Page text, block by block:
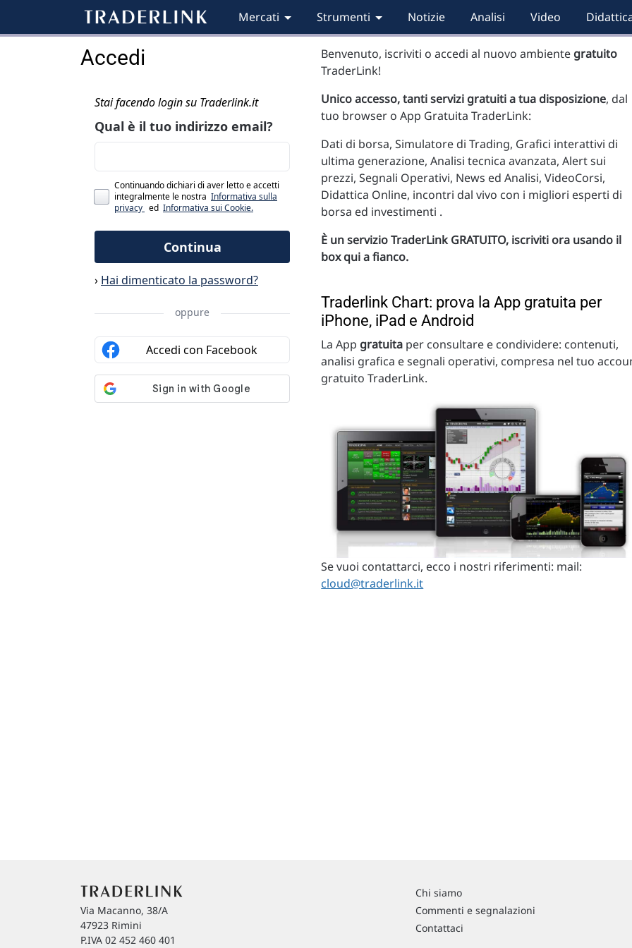
Mercati Strumenti Notizie Analisi Video
Accedi Benvenuto, iscriviti o accedi al nuovo ambiente gratuito
TraderLink!
Unico accesso, tanti servizi gratuiti a tua disposizione, dal
tuo browser o App Gratuita TraderLink:
Dati di borsa, Simulatore di Trading, Grafici interattivi di
ultima generazione, Analisi tecnica avanzata, Alert sui
prezzi, Segnali Operativi, News ed Analisi, VideoCorsi,
Didattica Online, incontri dal vivo con i migliori esperti di
borsa ed investimenti .
È un servizio TraderLink GRATUITO, iscriviti ora usando il
box qui a fianco.
Traderlink Chart: prova la App gratuita per
iPhone, iPad e Android
La App gratuita per consultare e condividere: contenuti,
analisi grafica e segnali operativi, compresa nel tuo
gratuito TraderLink.
Se vuoi contattarci, ecco i nostri riferimenti: mail:
cloud@traderlink.it
Via Macanno, 38/A
47923 Rimini
P.IVA 02 452 460 401
Chi siamo
Commenti e segnalazioni
Contattaci